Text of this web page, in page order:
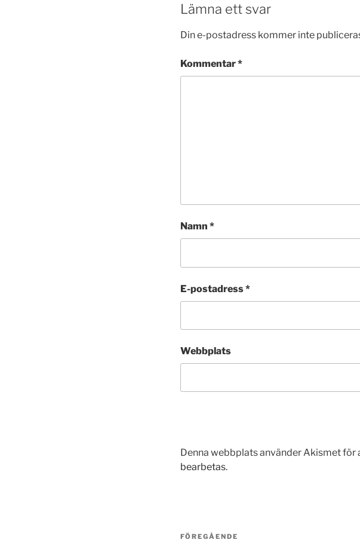
Lämna ett svar
Din e-postadress kommer inte
Kommentar*
Namn *
E-postadress*
Webbplats
Denna webbplats använder Akismet
bearbetas.
Inläggsnavigering
Föregående
FÖREGÅENDE